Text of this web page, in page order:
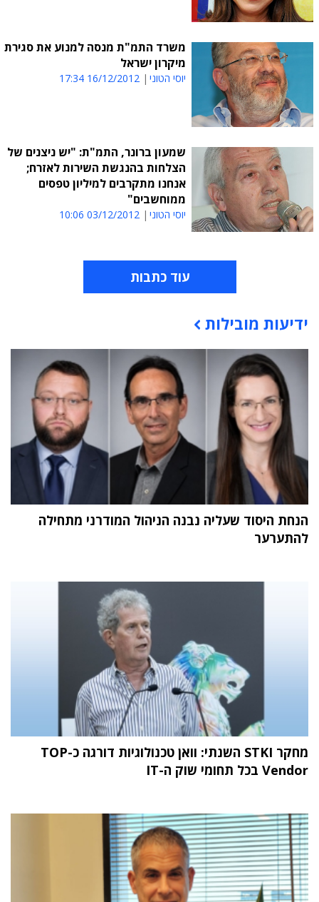
משרד התמ"ת מנסה למנוע את סגירת
מיקרון ישראל
יוסי הטוני 16/12/2012 17:34
שמעון ברונר, התמ"ת: "יש ניצנים של
הצלחות בהנגשת השירות לאזרח;
אנחנו מתקרבים למיליון טפסים
ממוחשבים"
יוסי הטוני 03/12/2012 10:06
עוד כתבות
תוכן פרסומי
ידיעות מובילות
הנחת היסוד שעליה נבנה הניהול המודרני מתחילה
להתערער
מחקר STKI השנתי: וואן טכנולוגיות דורגה כ-TOP
Vendor בכל תחומי שוק ה-IT